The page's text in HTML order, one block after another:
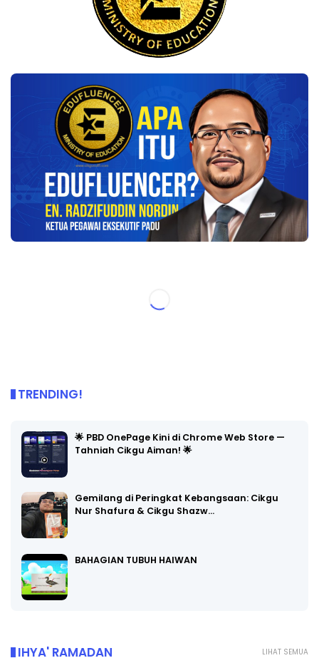
TRENDING!
🌟 PBD OnePage Kini di Chrome Web Store —
Tahniah Cikgu Aiman! 🌟
Gemilang di Peringkat Kebangsaan: Cikgu
Nur Shafura & Cikgu Shazw…
BAHAGIAN TUBUH HAIWAN
LIHAT SEMUA
IHYA' RAMADAN